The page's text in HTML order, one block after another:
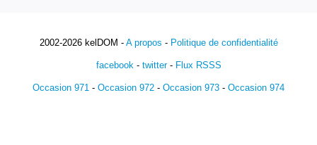
2002-2026 kelDOM - A propos - Politique de confidentialité
facebook- twitter- Flux RSSS
Occasion 971 - Occasion 972 - Occasion 973 - Occasion 974